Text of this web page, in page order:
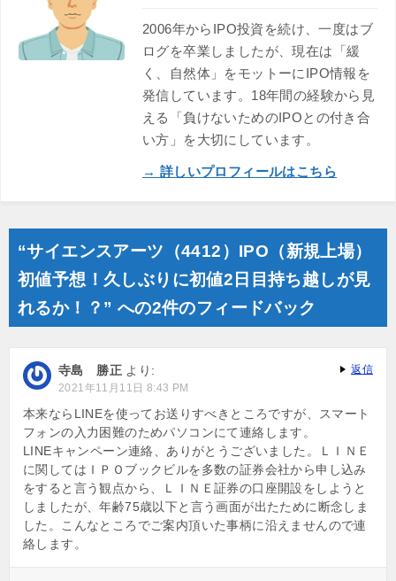
2006年からIPO投資を続け、一度はブ
ログを卒業しましたが、現在は「緩
く、自然体」をモットーにIPO情報を
発信しています。18年間の経験から見
える「負けないためのIPOとの付き合
い方」を大切にしています。
→ 詳しいプロフィールはこちら
“サイエンスアーツ（4412）IPO（新規上場）
初値予想！久しぶりに初値2日目持ち越しが見
れるか！？” への2件のフィードバック
寺島 勝正 より:
2021年11月11日 8:43 PM
本来ならLINEを使ってお送りすべきところですが、スマート
フォンの入力困難のためパソコンにて連絡します。
LINEキャンペーン連絡、ありがとうございました。ＬＩＮＥ
に関してはＩＰＯブックビルを多数の証券会社から申し込み
をすると言う観点から、ＬＩＮＥ証券の口座開設をしようと
しましたが、年齢75歳以下と言う画面が出たために断念しま
した。こんなところでご案内頂いた事柄に沿えませんので連
絡します。
返信